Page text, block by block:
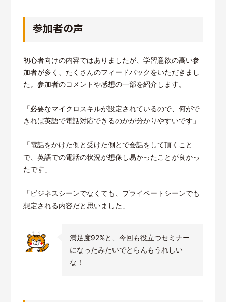
参加者の声
初心者向けの内容ではありましたが、学習意欲の高い参
加者が多く、たくさんのフィードバックをいただきまし
た。参加者のコメントや感想の一部を紹介します。
「必要なマイクロスキルが設定されているので、何がで
きれば英語で電話対応できるのかが分かりやすいです」
「電話をかけた側と受けた側とで会話をして頂くこと
で、英語での電話の状況が想像し易かったことが良かっ
たです」
「ビジネスシーンでなくても、プライベートシーンでも
想定される内容だと思いました」
満足度92%と、今回も役立つセミナー
になったみたいでとらんもうれしい
な！